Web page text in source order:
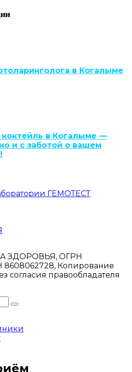
в Когалыме
в Когалыме —
и с заботой о вашем
ГЕМОТЕСТ
ЗДОРОВЬЯ, ОГРН
8608062728, Копирование
согласия правообладателя